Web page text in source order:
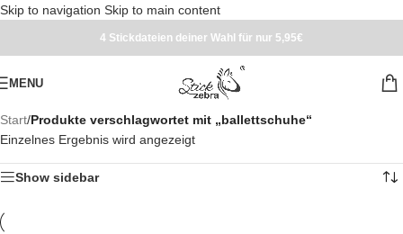
Skip to navigation Skip to main content
4 Stickdateien deiner Wahl für nur 5,95€
MENU
Start/Produkte verschlagwortet mit „ballettschuhe“
Einzelnes Ergebnis wird angezeigt
Show sidebar